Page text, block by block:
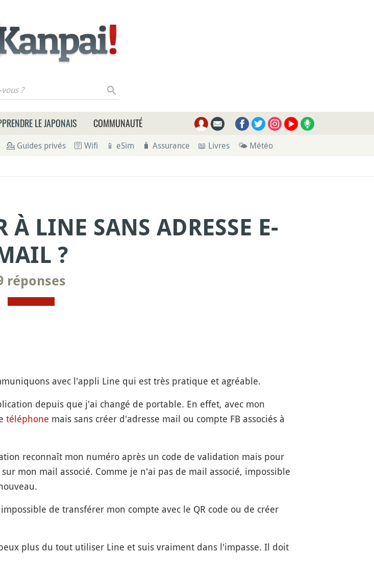
LE JAPONAIS COMMUNAUTÉ
💁 Guides privés 🛜 Wifi 📱 eSim 🧳 Assurance 📖 Livres 🌤 Météo
À LINE SANS ADRESSE E-
?
réponses
avec l'appli Line qui est très pratique et agréable.
depuis que j'ai changé de portable. En effet, avec mon
téléphone mais sans créer d'adresse mail ou compte FB associés à
reconnaît mon numéro après un code de validation mais pour
mon mail associé. Comme je n'ai pas de mail associé, impossible
de transférer mon compte avec le QR code ou de créer
plus du tout utiliser Line et suis vraiment dans l'impasse. Il doit